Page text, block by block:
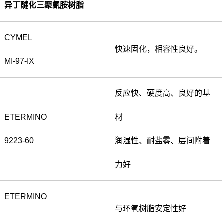
异丁醚化三聚氰胺树脂
CYMEL
MI-97-IX
快速固化，相容性良好。
ETERMINO
9223-60
反应快、硬度高、良好的基
材
润湿性、耐盐雾、层间附着
力好
ETERMINO
与环氧树脂安定性好